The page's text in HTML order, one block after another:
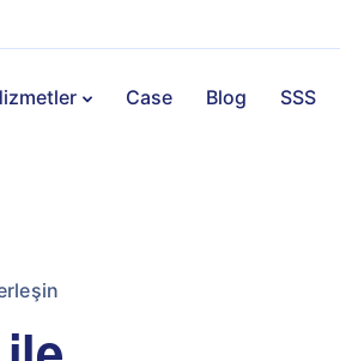
Case Blog SSS